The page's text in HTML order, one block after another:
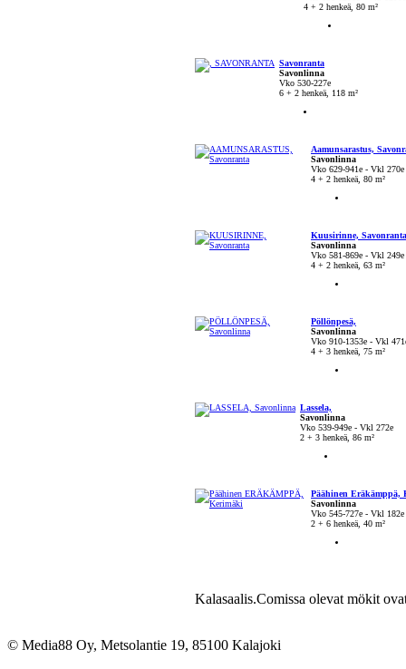
4 + 2 henkeä, 80 m²
Savonranta
Savonlinna
Vko 530-227e
6 + 2 henkeä, 118 m²
Aamunsarastus,
Savonlinna
Vko 629-941e - Vkl 270e
4 + 2 henkeä, 80 m²
Kuusirinne, Savonranta
Savonlinna
Vko 581-869e - Vkl 249e
4 + 2 henkeä, 63 m²
Pöllönpesä,
Savonlinna
Vko 910-1353e - Vkl
4 + 3 henkeä, 75 m²
Lassela,
Savonlinna
Vko 539-949e - Vkl 272e
2 + 3 henkeä, 86 m²
Päähinen Eräkämppä,
Savonlinna
Vko 545-727e - Vkl 182e
2 + 6 henkeä, 40 m²
Kalasaalis.Comissa olevat mökit
© Media88 Oy, Metsolantie 19, 85100 Kalajoki